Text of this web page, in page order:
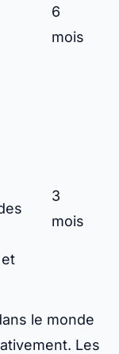
6
mois
3
mois
le monde
Les